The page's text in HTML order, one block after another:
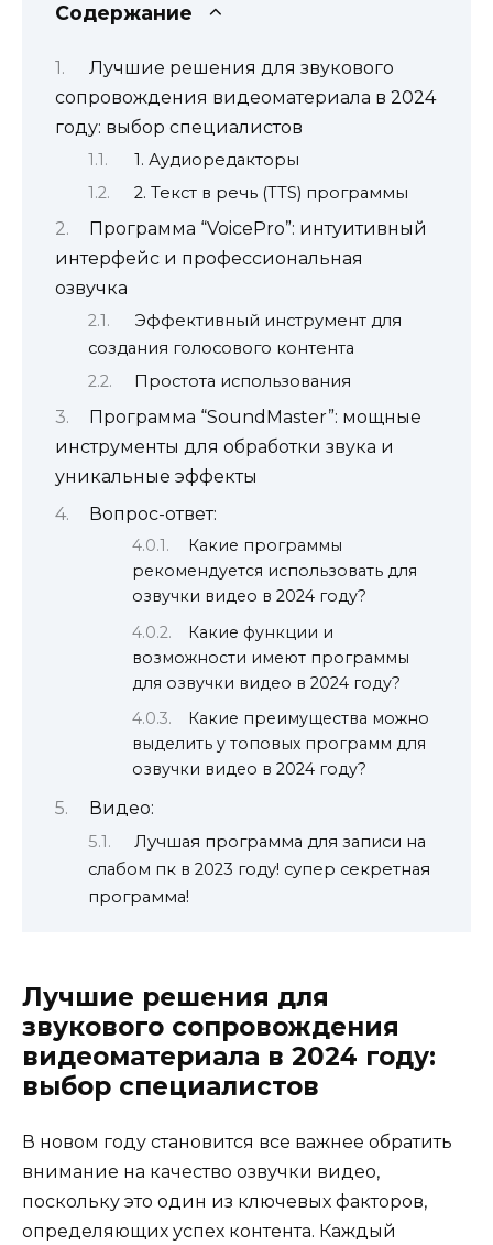
Содержание
Лучшие решения для звукового
сопровождения видеоматериала в 2024
году: выбор специалистов
1. Аудиоредакторы
2. Текст в речь (TTS) программы
Программа “VoicePro”: интуитивный
интерфейс и профессиональная
озвучка
Эффективный инструмент для
создания голосового контента
Простота использования
Программа “SoundMaster”: мощные
инструменты для обработки звука и
уникальные эффекты
Вопрос-ответ:
Какие программы
рекомендуется использовать для
озвучки видео в 2024 году?
Какие функции и
возможности имеют программы
для озвучки видео в 2024 году?
Какие преимущества можно
выделить у топовых программ для
озвучки видео в 2024 году?
Видео:
Лучшая программа для записи на
слабом пк в 2023 году! супер секретная
программа!
Лучшие решения для
звукового сопровождения
видеоматериала в 2024 году:
выбор специалистов
В новом году становится все важнее обратить
внимание на качество озвучки видео,
поскольку это один из ключевых факторов,
определяющих успех контента. Каждый